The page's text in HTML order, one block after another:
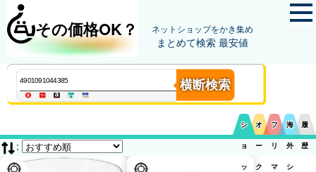
その価格OK？ ネットショップをかき集め
まとめて検索 最安値
横断検索
シ
ョ
ッ
オ
ー
ク
フ
リ
マ
海
外
シ
履
歴
: